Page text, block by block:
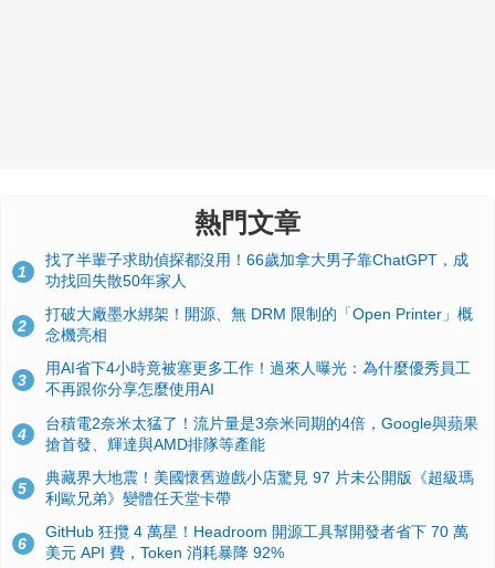
熱門文章
1
找了半輩子求助偵探都沒用！66歲加拿大男子靠ChatGPT，成
功找回失散50年家人
2
打破大廠墨水綁架！開源、無 DRM 限制的「Open Printer」概
念機亮相
3
用AI省下4小時竟被塞更多工作！過來人曝光：為什麼優秀員工
不再跟你分享怎麼使用AI
4
台積電2奈米太猛了！流片量是3奈米同期的4倍，Google與蘋果
搶首發、輝達與AMD排隊等產能
5
典藏界大地震！美國懷舊遊戲小店驚見 97 片未公開版《超級瑪
利歐兄弟》變體任天堂卡帶
6
GitHub 狂攬 4 萬星！Headroom 開源工具幫開發者省下 70 萬
美元 API 費，Token 消耗暴降 92%